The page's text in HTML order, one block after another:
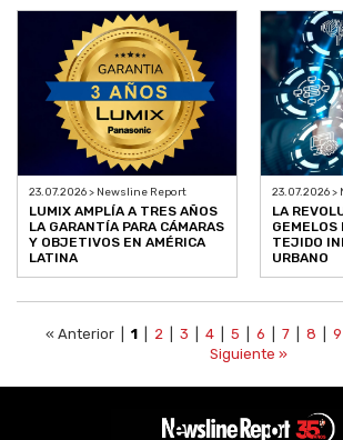
23.07.2026 > Newsline Report
LUMIX AMPLÍA A TRES AÑOS
LA GARANTÍA PARA CÁMARAS
Y OBJETIVOS EN AMÉRICA
LATINA
23.07.2026
LA
GEMELOS
TEJIDO
URBANO
« Anterior | 1| 2| 3 4| 5 6 7| 8 9
Siguiente »